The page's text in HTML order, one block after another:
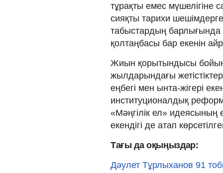
тұрақты емес мүшелігіне
сияқты тарихи
табыстардың
қолтаңбасы бар екенін
Жиын қорытындысы
жылдарындағы
еңбегі мен ынта-жігері
институционалдық
«Мәңгілік ел» идеясының
екендігі де атап
Тағы да оқыңыздар:
Дәулет Тұрлыханов 91